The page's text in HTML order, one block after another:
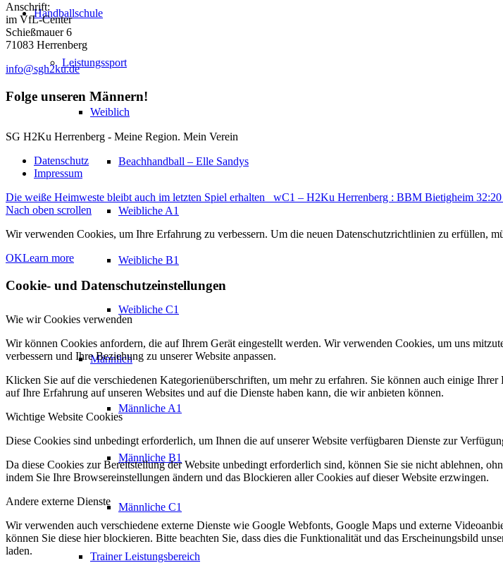
Handballschule
Leistungssport
Weiblich
Beachhandball – Elle Sandys
Weibliche A1
Weibliche B1
Weibliche C1
Männlich
Männliche A1
Männliche B1
Männliche C1
Trainer Leistungsbereich
Anschrift:
im VfL-Center
Schießmauer 6
71083 Herrenberg
info@sgh2ku.de
Folge unseren Männern!
SG H2Ku Herrenberg - Meine Region. Mein Verein
Datenschutz
Impressum
Die weiße Heimweste bleibt auch im letzten Spiel erhalten
wC1 – H2Ku Herrenberg : BBM Bietigheim
Nach oben scrollen
Wir verwenden Cookies, um Ihre Erfahrung zu verbessern. Um die neuen Datenschutzrichtlinien zu erfüllen,
OKLearn more
Cookie- und Datenschutzeinstellungen
Wie wir Cookies verwenden
Wir können Cookies anfordern, die auf Ihrem Gerät eingestellt werden. Wir verwenden Cookies, um uns
verbessern und Ihre Beziehung zu unserer Website anpassen.
Klicken Sie auf die verschiedenen Kategorienüberschriften, um mehr zu erfahren. Sie können auch einige
auf Ihre Erfahrung auf unseren Websites und auf die Dienste haben kann, die wir anbieten können.
Wichtige Website Cookies
Diese Cookies sind unbedingt erforderlich, um Ihnen die auf unserer Website verfügbaren Dienste zur
Da diese Cookies zur Bereitstellung der Website unbedingt erforderlich sind, können Sie sie nicht ablehnen,
indem Sie Ihre Browsereinstellungen ändern und das Blockieren aller Cookies auf dieser Website erzwingen.
Andere externe Dienste
Wir verwenden auch verschiedene externe Dienste wie Google Webfonts, Google Maps und externe
können Sie diese hier blockieren. Bitte beachten Sie, dass dies die Funktionalität und das Erscheinungsbild
laden.